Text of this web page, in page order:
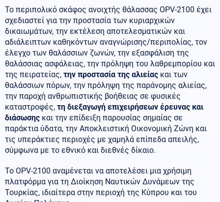
Το περιπολικό σκάφος ανοιχτής θάλασσας OPV-2100 έχει
σχεδιαστεί για την προστασία των κυριαρχικών
δικαιωμάτων, την εκτέλεση αποτελεσματικών και
αδιάλειπτων καθηκόντων αναγνώρισης/περιπολίας, τον
έλεγχο των θαλάσσιων ζωνών, την εξασφάλιση της
θαλάσσιας ασφάλειας, την πρόληψη του λαθρεμπορίου και
της πειρατείας, την προστασία της αλιείας και των
θαλάσσιων πόρων, την πρόληψη της παράνομης αλιείας,
την παροχή ανθρωπιστικής βοήθειας σε φυσικές
καταστροφές, τη διεξαγωγή επιχειρήσεων έρευνας και
διάσωσης και την επίδειξη παρουσίας σημαίας σε
παράκτια ύδατα, την Αποκλειστική Οικονομική Ζώνη και
τις υπεράκτιες περιοχές με χαμηλά επίπεδα απειλής,
σύμφωνα με το εθνικό και διεθνές δίκαιο.
Το OPV-2100 αναμένεται να αποτελέσει μια χρήσιμη
πλατφόρμα για τη Διοίκηση Ναυτικών Δυνάμεων της
Τουρκίας, ιδιαίτερα στην περιοχή της Κύπρου και του